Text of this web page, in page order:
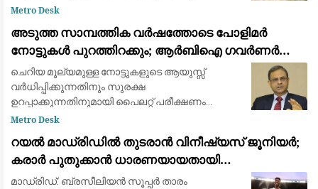
മരിച്ചവരുടെ എണ്ണം 95 ആയി ഉയർന്നു. 14
ആളുകളെയാണ് വെള്
Metro Desk
അടുത്ത സാമ്പത്തിക വർഷത്തോടെ പോളിമർ
നോട്ടുകൾ പുറത്തിറക്കും; ആർബിഐ ഗവർണർ
സഞ്ജയ് മൽഹോത്ര
ചെറിയ മൂല്യമുള്ള നോട്ടുകളുടെ ആയുസ്സ്
വർധിപ്പിക്കുന്നതിനും സുരക്ഷ
ഉറപ്പാക്കുന്നതിനുമായി പൈലറ്റ് പരീക്ഷണം
പുരോഗമിക്കുന്നു.
Metro Desk
റയൽ മാഡ്രിഡിൽ തുടരാൻ വിനീഷ്യസ് ജൂനിയർ;
കരാർ പുതുക്കാൻ ധാരണയായതായി
ഫാബ്രിസിയോ റൊമാനോയും ദ അത്‌ലറ്റിക്കും
മാഡ്രിഡ്: ബ്രസീലിയൻ സൂപ്പർ താരം